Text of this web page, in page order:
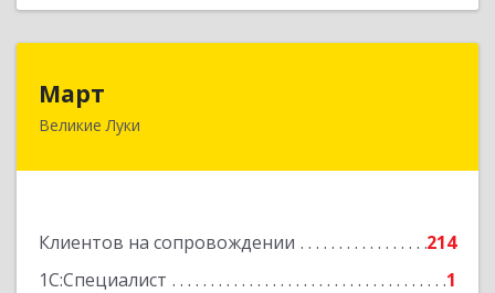
Март
Великие Луки
Клиентов на сопровождении
214
1С:Специалист
1
182113, Псковская обл, Великие Луки г,